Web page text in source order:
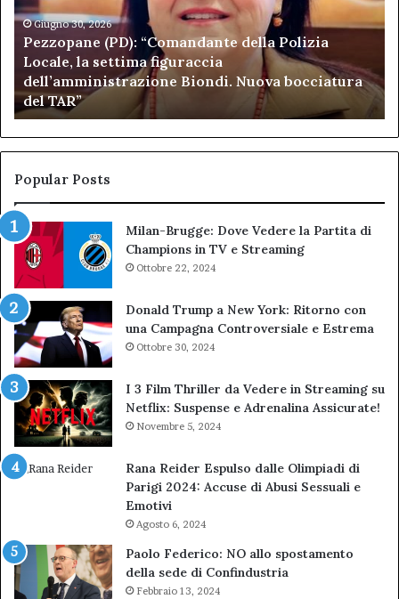
Polizia
Locale,
settima
figuraccia
dell’amministrazione
Biondi.
Nuova
bocciatura
del
Giugno 30, 2026
Pezzopane (PD): “Comandante della Polizia
Locale, la settima figuraccia
dell’amministrazione Biondi. Nuova bocciatura
del TAR”
ai
Popular Posts
Milan-Brugge: Dove Vedere la Partita di
Champions in TV e Streaming
Ottobre 22, 2024
Donald Trump a New York: Ritorno con
una Campagna Controversiale e Estrema
Ottobre 30, 2024
I 3 Film Thriller da Vedere in Streaming su
Netflix: Suspense e Adrenalina Assicurate!
Novembre 5, 2024
Rana Reider Espulso dalle Olimpiadi di
Parigi 2024: Accuse di Abusi Sessuali e
Emotivi
Agosto 6, 2024
Paolo Federico: NO allo spostamento
della sede di Confindustria
Febbraio 13, 2024